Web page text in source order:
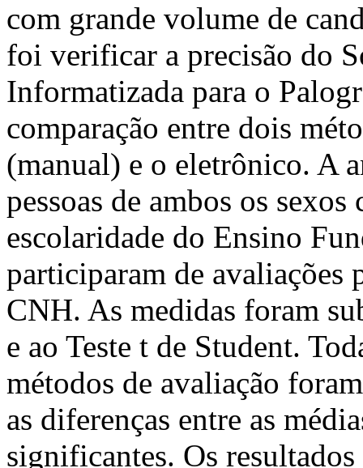
com grande volume de
foi verificar a precisão do
Informatizada para o
comparação entre dois
(manual) e o eletrônico. A
pessoas de ambos os
escolaridade do Ensino
participaram de avaliações
CNH. As medidas foram
e ao Teste t de Student.
métodos de avaliação
as diferenças entre as
significantes. Os